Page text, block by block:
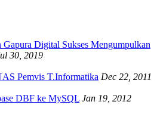
Gapura Digital Sukses Mengumpulkan
30, 2019
Pemvis T.Informatika Dec 22, 2011
DBF ke MySQL Jan 19, 2012